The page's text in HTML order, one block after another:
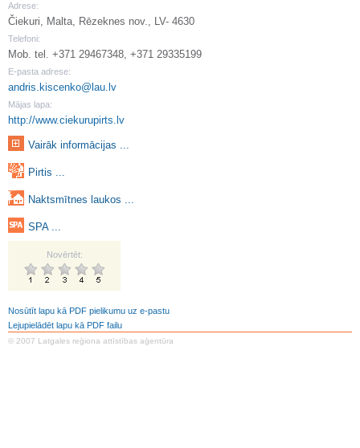
Adrese:
Čiekuri, Malta, Rēzeknes nov., LV- 4630
Telefoni:
Mob. tel. +371 29467348, +371 29335199
E-pasta adrese:
andris.kiscenko@lau.lv
Mājas lapa:
http://www.ciekurupirts.lv
Vairāk informācijas ...
Pirtis ...
Naktsmītnes laukos ...
SPA ...
Novērtēt:
Nosūtīt lapu kā PDF pielikumu uz e-pastu
Lejupielādēt lapu kā PDF failu
© 2007 Latgales reģiona attīstības aģentūra